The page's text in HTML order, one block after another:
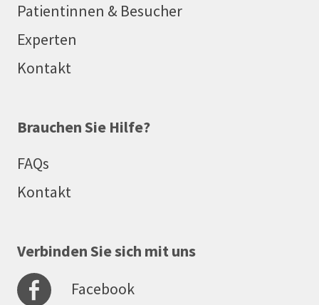
Patientinnen & Besucher
Experten
Kontakt
Brauchen Sie Hilfe?
FAQs
Kontakt
Verbinden Sie sich mit uns
Facebook